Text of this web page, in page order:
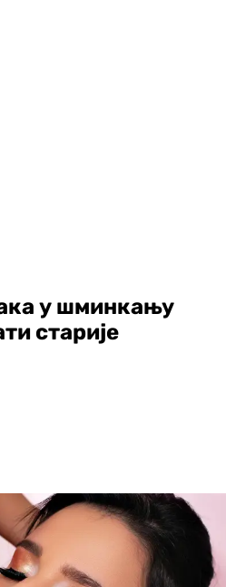
у шминкању
старије